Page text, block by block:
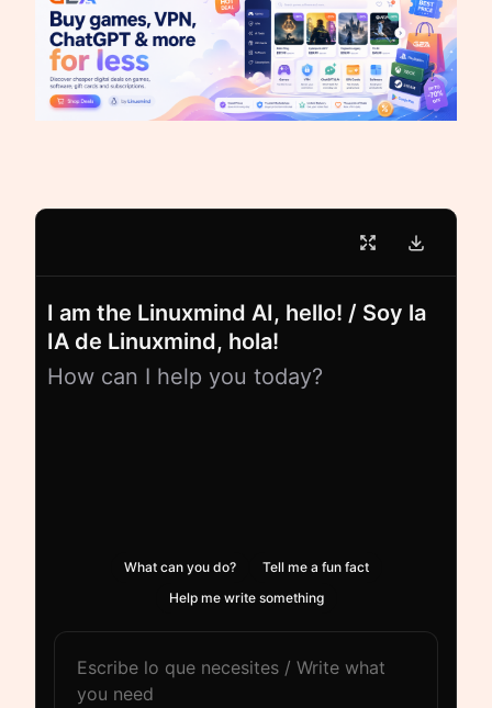
I am the Linuxmind AI, hello! / Soy la
IA de Linuxmind, hola!
How can I help you today?
What can you do?
Tell me a fun fact
Help me write something